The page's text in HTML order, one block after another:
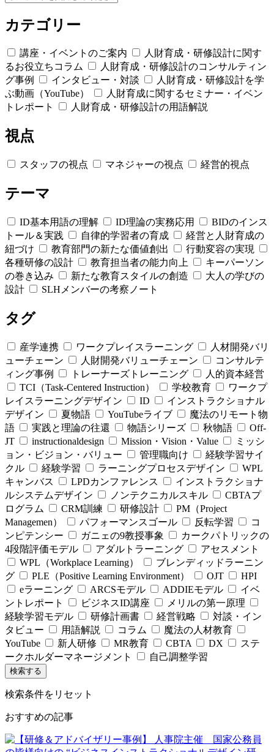
カテゴリー
講座・イベントのご案内
人財育成・研修設計に関す
るお役立ちコラム
人財育成・研修設計のコンサルティン
グ事例
インタビュー・対談
人財育成・研修設計を学
ぶ動画（YouTube）
人財育成に関するセミナー・イベン
トレポート
人財育成・研修設計の用語解説
視点
スタッフの視点 マネジャーの視点 経営的視点
テーマ
ID基本用語の理解 ID理論の実務応用
BIDのインス
トール＆実践
自律的学習者の育成
経営と人財育成の
紐づけ
教育部門の新たな価値創出
行動変容の実現
各種研修の設計
教育担当者の能力向上
キーパーソン
の巻き込み
新たな教育スタイルの創造
大人の学びの
設計
SLHメンバーの考察ノート
タグ
産学連携 ワークプレイスラーニング
人材開発バリ
ューチェーン
人財開発バリューチェーン
コンサルテ
ィング事例
トレーナーズトレーニング
人的資本経営
TCI（Task-Centered Instruction）
学校教育
ワークプ
レイスラーニングデザイン
ID
インストラクショナル
デザイン
夏物語 YouTubeライブ
魔法のリモート物
語
実践と理論の往還 物語シリーズ 秋物語
Off-
JT
instructionaldesign Mission・Vision・Value
ミッシ
ョン・ビジョン・バリュー
管理職向け
経験学習サイ
クル
経験学習 ラーニングプロセスデザイン
WPL
キャンバス
LPDカンファレンス
インストラクショナ
ルシステムデザイン
ノンテクニカルスキル
CBTAプ
ログラム
CRM訓練 研修設計
PM（Project
Managemen）
パフォーマンスゴール 反転学習
コ
ンピテンシー
ガニェの9教授事象
カークパトリックの
4段階評価モデル
アダルトラーニング
アセスメント
WPL（Workplace Learning）
ブレンディッドラーニン
グ
PLE（Positive Learning Environment） OJT
HPI
eラーニング
ARCSモデル ADDIEモデル
イベ
ントレポート
ビジネスID講座
メリルの第一原理
経験学習モデル
研修計画書 経営戦略
対談・イン
タビュー
用語解説 コラム
魔法の人材教育
YouTube
新人研修 MR教育 CBTA DX
ステ
ークホルダーマネージメント
自己調整学習
検索条件をリセット
おすすめの記事